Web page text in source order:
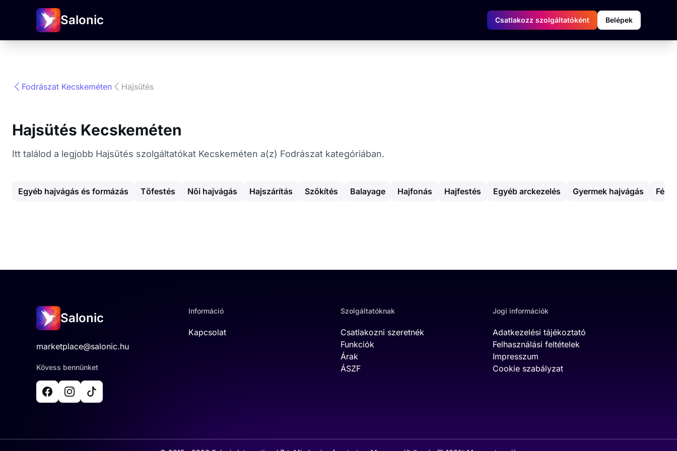
Salonic Csatlakozz szolgáltatóként Belépek
Fodrászat Kecskeméten Hajsütés
Hajsütés Kecskeméten
Itt találod a legjobb Hajsütés szolgáltatókat Kecskeméten a(z) Fodrászat kategóriában.
Egyéb hajvágás és formázás Tőfestés Női hajvágás Hajszárítás Szőkítés Balayage Hajfonás Hajfestés Egyéb arckezelés Gyermek hajvágás Férfi
Salonic
marketplace@salonic.hu
Kövess bennünket
Információ
Kapcsolat
Szolgáltatóknak
Csatlakozni szeretnék
Funkciók
Árak
ÁSZF
Jogi információk
Adatkezelési tájékoztató
Felhasználási feltételek
Impresszum
Cookie szabályzat